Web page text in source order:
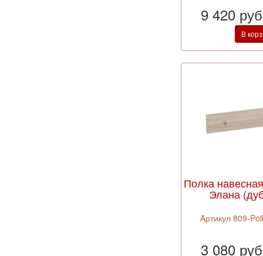
9 420
В
Полка
Элана
Aртикул 809-
3 080